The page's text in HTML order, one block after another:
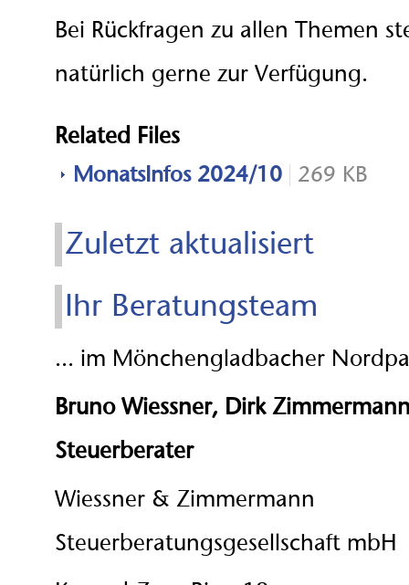
Bei Rückfragen zu allen Themen
natürlich gerne zur Verfügung.
Related Files
MonatsInfos 2024/10 269 KB
Zuletzt aktualisiert
Ihr Beratungsteam
... im Mönchengladbacher
Bruno Wiessner, Dirk
Steuerberater
Wiessner & Zimmermann
Steuerberatungsgesellschaft mbH